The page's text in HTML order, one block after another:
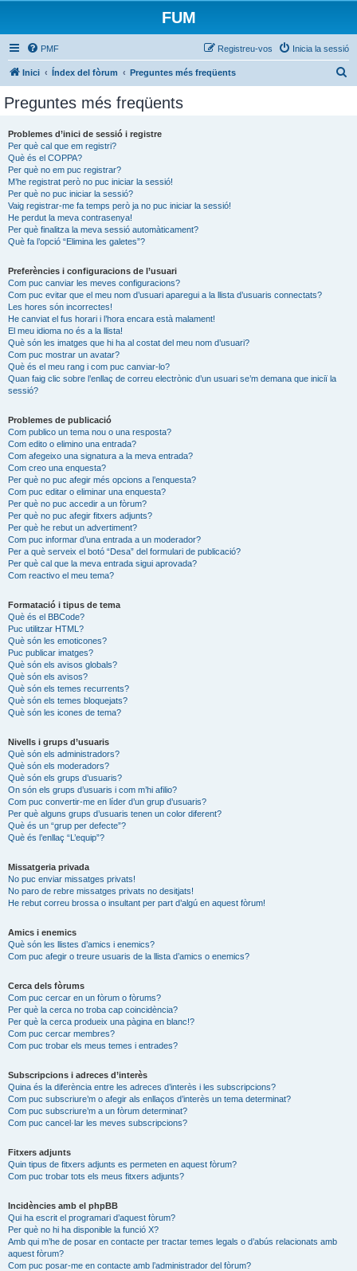
FUM
PMF Inicia la sessió
Registreu-vos
Inici Índex del fòrum Preguntes més freqüents
Preguntes més freqüents
Problemes d’inici de sessió i registre
Per què cal que em registri?
Què és el COPPA?
Per què no em puc registrar?
M’he registrat però no puc iniciar la sessió!
Per què no puc iniciar la sessió?
Vaig registrar-me fa temps però ja no puc iniciar la sessió!
He perdut la meva contrasenya!
Per què finalitza la meva sessió automàticament?
Què fa l’opció “Elimina les galetes”?
Preferències i configuracions de l’usuari
Com puc canviar les meves configuracions?
Com puc evitar que el meu nom d’usuari aparegui a la llista d’usuaris connectats?
Les hores són incorrectes!
He canviat el fus horari i l’hora encara està malament!
El meu idioma no és a la llista!
Què són les imatges que hi ha al costat del meu nom d’usuari?
Com puc mostrar un avatar?
Què és el meu rang i com puc canviar-lo?
Quan faig clic sobre l’enllaç de correu electrònic d’un usuari se’m demana que iniciï la
sessió?
Problemes de publicació
Com publico un tema nou o una resposta?
Com edito o elimino una entrada?
Com afegeixo una signatura a la meva entrada?
Com creo una enquesta?
Per què no puc afegir més opcions a l’enquesta?
Com puc editar o eliminar una enquesta?
Per què no puc accedir a un fòrum?
Per què no puc afegir fitxers adjunts?
Per què he rebut un advertiment?
Com puc informar d’una entrada a un moderador?
Per a què serveix el botó “Desa” del formulari de publicació?
Per què cal que la meva entrada sigui aprovada?
Com reactivo el meu tema?
Formatació i tipus de tema
Què és el BBCode?
Puc utilitzar HTML?
Què són les emoticones?
Puc publicar imatges?
Què són els avisos globals?
Què són els avisos?
Què són els temes recurrents?
Què són els temes bloquejats?
Què són les icones de tema?
Nivells i grups d’usuaris
Què són els administradors?
Què són els moderadors?
Què són els grups d’usuaris?
On són els grups d’usuaris i com m’hi afilio?
Com puc convertir-me en líder d’un grup d’usuaris?
Per què alguns grups d’usuaris tenen un color diferent?
Què és un “grup per defecte”?
Què és l’enllaç “L’equip”?
Missatgeria privada
No puc enviar missatges privats!
No paro de rebre missatges privats no desitjats!
He rebut correu brossa o insultant per part d’algú en aquest fòrum!
Amics i enemics
Què són les llistes d’amics i enemics?
Com puc afegir o treure usuaris de la llista d’amics o enemics?
Cerca dels fòrums
Com puc cercar en un fòrum o fòrums?
Per què la cerca no troba cap coincidència?
Per què la cerca produeix una pàgina en blanc!?
Com puc cercar membres?
Com puc trobar els meus temes i entrades?
Subscripcions i adreces d’interès
Quina és la diferència entre les adreces d’interès i les subscripcions?
Com puc subscriure’m o afegir als enllaços d’interès un tema determinat?
Com puc subscriure’m a un fòrum determinat?
Com puc cancel·lar les meves subscripcions?
Fitxers adjunts
Quin tipus de fitxers adjunts es permeten en aquest fòrum?
Com puc trobar tots els meus fitxers adjunts?
Incidències amb el phpBB
Qui ha escrit el programari d’aquest fòrum?
Per què no hi ha disponible la funció X?
Amb qui m’he de posar en contacte per tractar temes legals o d’abús relacionats amb
aquest fòrum?
Com puc posar-me en contacte amb l’administrador del fòrum?